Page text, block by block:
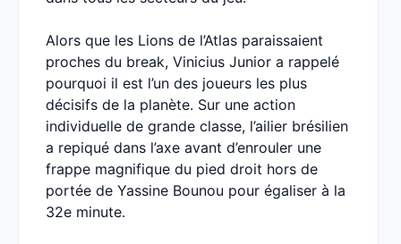
Alors que les Lions de l’Atlas paraissaient
proches du break, Vinicius Junior a rappelé
pourquoi il est l’un des joueurs les plus
décisifs de la planète. Sur une action
individuelle de grande classe, l’ailier brésilien
a repiqué dans l’axe avant d’enrouler une
frappe magnifique du pied droit hors de
portée de Yassine Bounou pour égaliser à la
32e minute.